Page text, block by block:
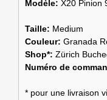
Modèle: X20 Pinion
Taille: Medium
Couleur: Granada
Shop*: Zürich
Numéro de
* pour une livraison